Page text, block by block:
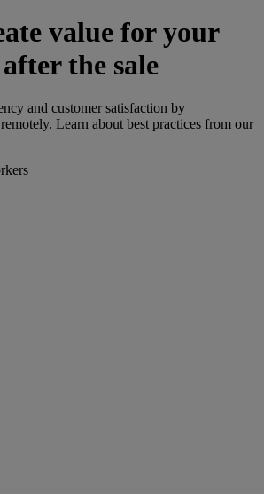
value for your
the sale
and customer satisfaction by
Learn about best practices from our